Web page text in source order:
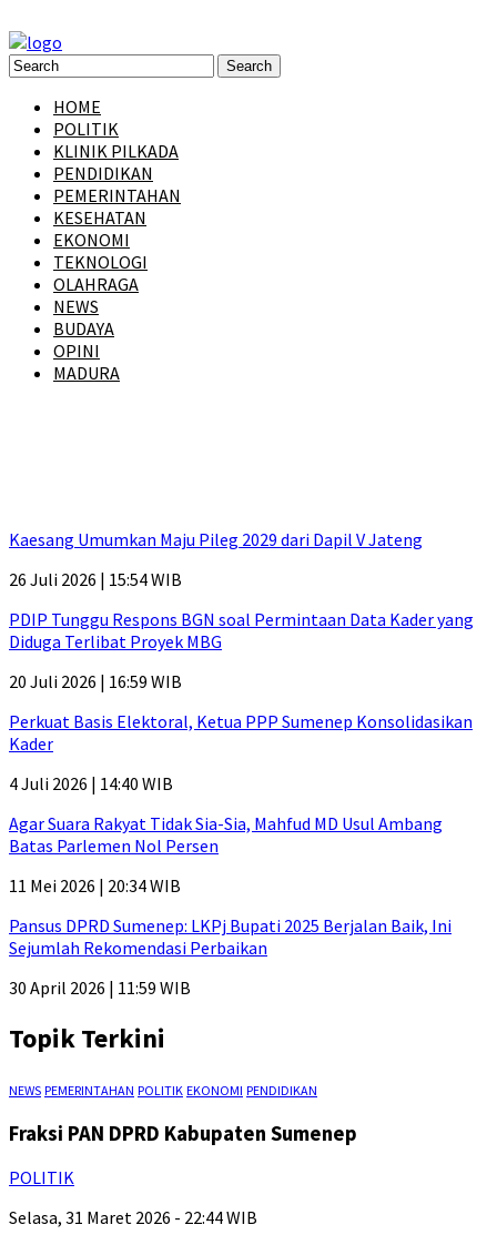
HOME
POLITIK
KLINIK PILKADA
PENDIDIKAN
PEMERINTAHAN
KESEHATAN
EKONOMI
TEKNOLOGI
OLAHRAGA
NEWS
BUDAYA
OPINI
MADURA
Kaesang Umumkan Maju Pileg 2029 dari Dapil V Jateng
26 Juli 2026 | 15:54 WIB
PDIP Tunggu Respons BGN soal Permintaan Data Kader yang
Diduga Terlibat Proyek MBG
20 Juli 2026 | 16:59 WIB
Perkuat Basis Elektoral, Ketua PPP Sumenep Konsolidasikan
Kader
4 Juli 2026 | 14:40 WIB
Agar Suara Rakyat Tidak Sia-Sia, Mahfud MD Usul Ambang
Batas Parlemen Nol Persen
11 Mei 2026 | 20:34 WIB
Pansus DPRD Sumenep: LKPj Bupati 2025 Berjalan Baik, Ini
Sejumlah Rekomendasi Perbaikan
30 April 2026 | 11:59 WIB
Topik Terkini
NEWS PEMERINTAHAN POLITIK EKONOMI PENDIDIKAN
Fraksi PAN DPRD Kabupaten Sumenep
POLITIK
Selasa, 31 Maret 2026 - 22:44 WIB